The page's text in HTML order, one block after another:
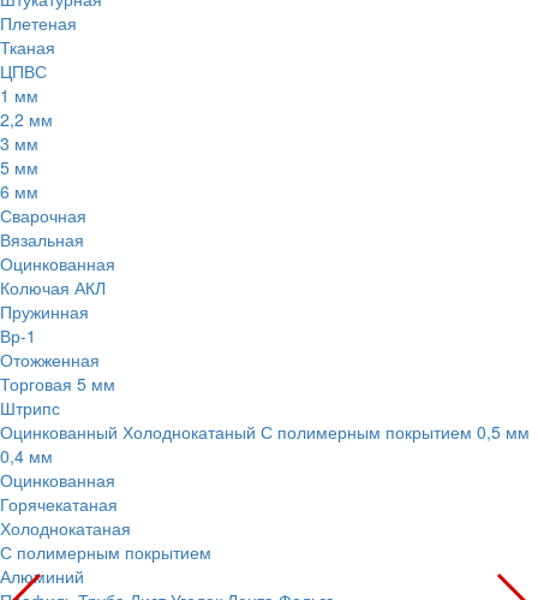
Плетеная
Тканая
ЦПВС
1 мм
2,2 мм
3 мм
5 мм
6 мм
Сварочная
Вязальная
Оцинкованная
Колючая АКЛ
Пружинная
Вр-1
Отожженная
Торговая 5 мм
Штрипс
Оцинкованный Холоднокатаный С полимерным покрытием 0,5 мм
0,4 мм
Оцинкованная
Горячекатаная
Холоднокатаная
С полимерным покрытием
Алюминий